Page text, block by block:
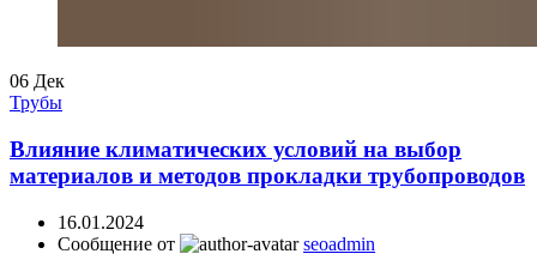
06 Дек
Трубы
Влияние климатических условий на выбор
материалов и методов прокладки трубопроводов
16.01.2024
Сообщение от
seoadmin